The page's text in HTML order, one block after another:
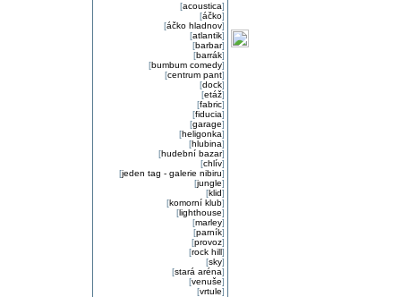
[acoustica]
[áčko]
[áčko hladnov]
[atlantik]
[barbar]
[barrák]
[bumbum comedy]
[centrum pant]
[dock]
[etáž]
[fabric]
[fiducia]
[garage]
[heligonka]
[hlubina]
[hudební bazar]
[chlív]
[jeden tag - galerie nibiru]
[jungle]
[klid]
[komorní klub]
[lighthouse]
[marley]
[parník]
[provoz]
[rock hill]
[sky]
[stará aréna]
[venuše]
[vrtule]